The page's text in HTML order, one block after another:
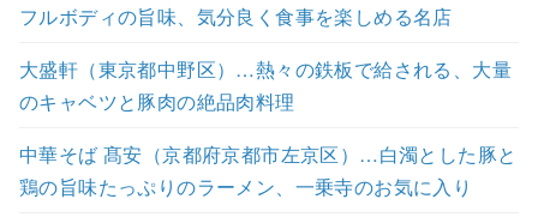
フルボディの旨味、気分良く食事を楽しめる名店
大盛軒（東京都中野区）…熱々の鉄板で給される、大量
のキャベツと豚肉の絶品肉料理
中華そば 髙安（京都府京都市左京区）…白濁とした豚と
鶏の旨味たっぷりのラーメン、一乗寺のお気に入り